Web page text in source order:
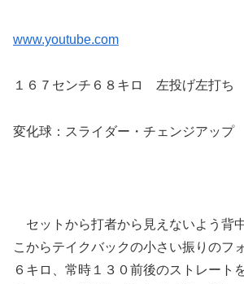
www.youtube.com
１６７センチ６８キロ 左投げ左打ち
変化球：スライダー・チェンジアップ
セットから打者から見えないよう背
こからテイクバックの小さい振りのフ
６キロ、常時１３０前後のストレート